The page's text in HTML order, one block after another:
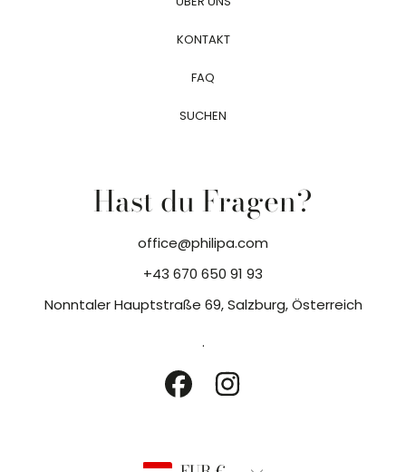
KONTAKT
FAQ
SUCHEN
Hast du Fragen?
office@philipa.com
+43 670 650 91 93
Nonntaler Hauptstraße 69, Salzburg, Österreich
.
FACEBOOK